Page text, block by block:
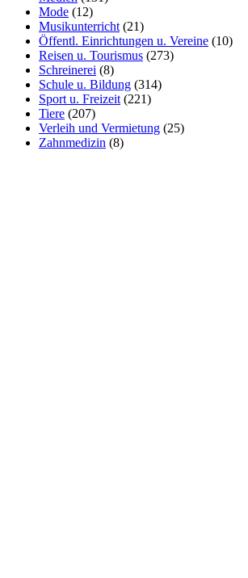
Mode (12)
Musikunterricht (21)
Öffentl. Einrichtungen u. Vereine (10)
Reisen u. Tourismus (273)
Schreinerei (8)
Schule u. Bildung (314)
Sport u. Freizeit (221)
Tiere (207)
Verleih und Vermietung (25)
Zahnmedizin (8)